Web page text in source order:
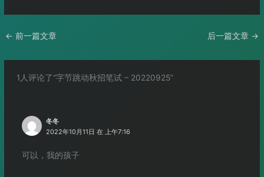
← 前一篇文章 后一篇文章 →
1人评论了“字节跳动秋招笔试 – 20220925”
冬冬
2022年10月11日 在 上午7:16
可以，我的孩子